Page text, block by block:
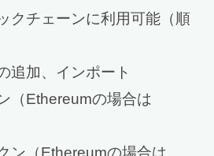
クチェーンに利用可能（順
追加、インポート
（Ethereumの場合は